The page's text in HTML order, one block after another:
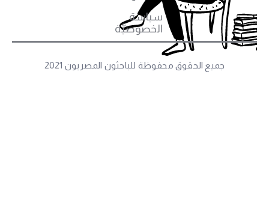
سياسة
الخصوصيَّة
جميع الحقوق محفوظة للباحثون المصريون 2021